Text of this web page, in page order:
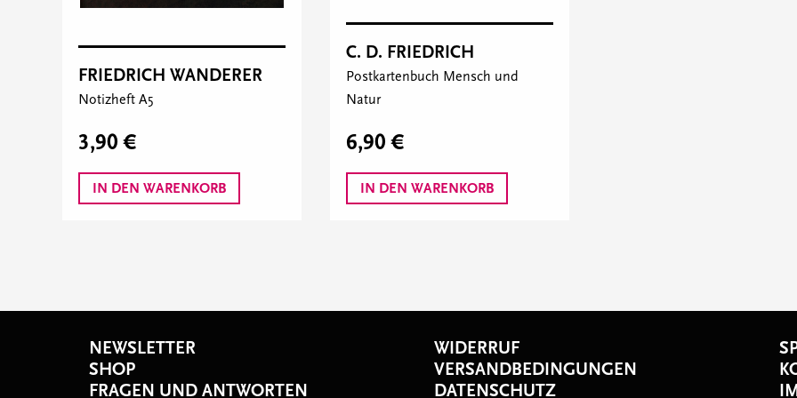
FRIEDRICH WANDERER
Notizheft A5
3,90 €
IN DEN WARENKORB
C. D. FRIEDRICH
Postkartenbuch Mensch und
Natur
6,90 €
IN DEN WARENKORB
NEWSLETTER
SHOP
FRAGEN UND ANTWORTEN
WIDERRUF
VERSANDBEDINGUNGEN
DATENSCHUTZ